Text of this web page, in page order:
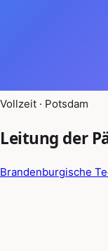
Vollzeit · Potsdam
Leitung der
Brandenburgische